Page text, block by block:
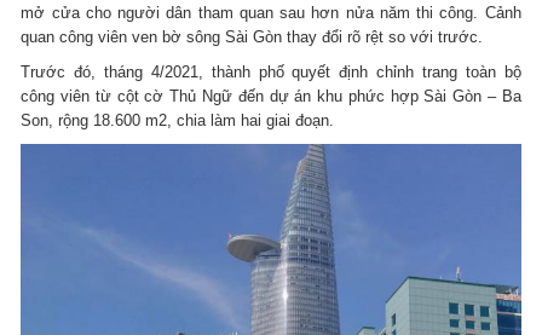
mở cửa cho người dân tham quan sau hơn nửa năm thi công. Cảnh
quan công viên ven bờ sông Sài Gòn thay đổi rõ rệt so với trước.
Trước đó, tháng 4/2021, thành phố quyết định chỉnh trang toàn bộ
công viên từ cột cờ Thủ Ngữ đến dự án khu phức hợp Sài Gòn – Ba
Son, rộng 18.600 m2, chia làm hai giai đoạn.